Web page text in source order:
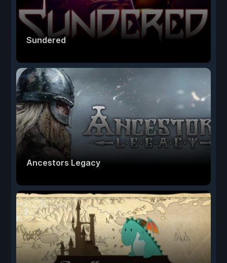
Sundered
Ancestors Legacy